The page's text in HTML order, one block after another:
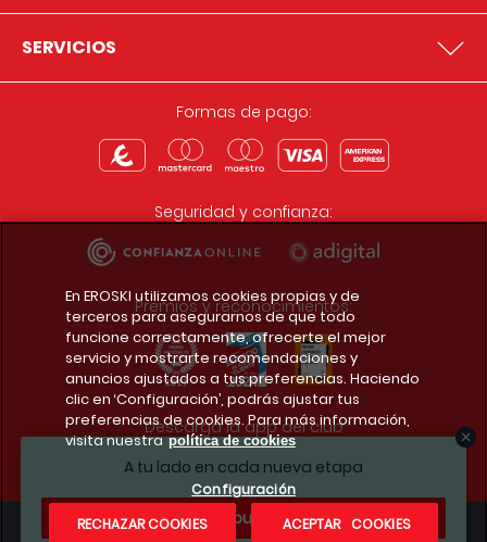
A tu lado en cada nueva etapa
¿Te apuntas?
SERVICIOS
Formas de pago:
Seguridad y confianza:
Premios y reconocimientos:
Descarga la app del club
En EROSKI utilizamos cookies propias y de
terceros para asegurarnos de que todo
funcione correctamente, ofrecerte el mejor
servicio y mostrarte recomendaciones y
anuncios ajustados a tus preferencias. Haciendo
clic en ‘Configuración’, podrás ajustar tus
preferencias de cookies. Para más información,
visita nuestra política de cookies
Configuración
RECHAZAR COOKIES
ACEPTAR COOKIES